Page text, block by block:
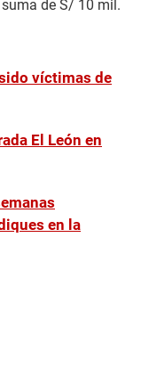
de S/ 10 mil.
víctimas de
El León en
en la